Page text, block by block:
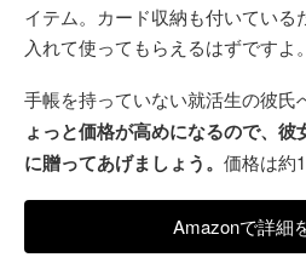
イテム。カード収納も付いている
入れて使ってもらえるはずですよ。
手帳を持っていない就活生の彼氏
ょっと価格が高めになるので、
に贈ってあげましょう。 価格は約
Amazonで詳細